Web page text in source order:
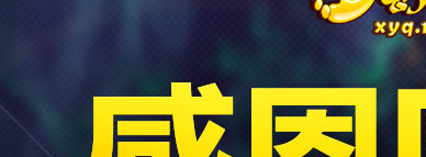
网易游戏
游戏爱好者